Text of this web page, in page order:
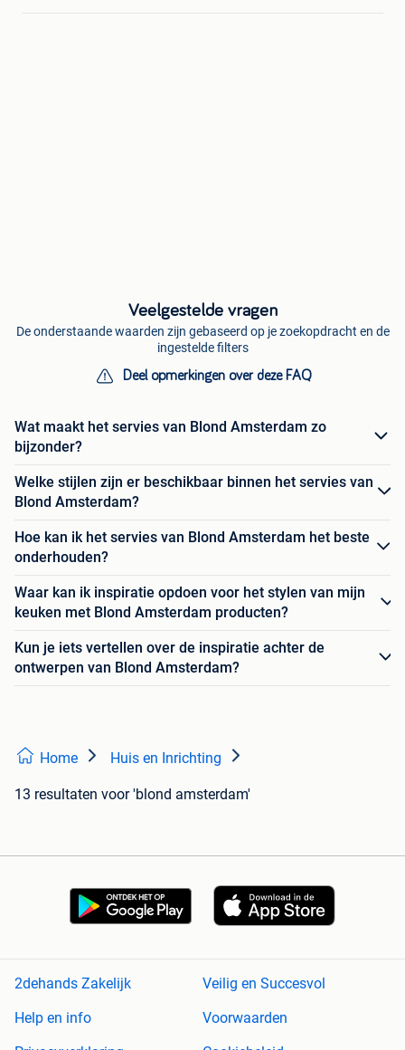
Veelgestelde vragen
De onderstaande waarden zijn gebaseerd op je zoekopdracht en de
ingestelde filters
Deel opmerkingen over deze FAQ
Wat maakt het servies van Blond Amsterdam zo
bijzonder?
Welke stijlen zijn er beschikbaar binnen het servies van
Blond Amsterdam?
Hoe kan ik het servies van Blond Amsterdam het beste
onderhouden?
Waar kan ik inspiratie opdoen voor het stylen van mijn
keuken met Blond Amsterdam producten?
Kun je iets vertellen over de inspiratie achter de
ontwerpen van Blond Amsterdam?
Home Huis en Inrichting
13 resultaten voor 'blond amsterdam'
2dehands Zakelijk
Veilig en Succesvol
Help en info
Voorwaarden